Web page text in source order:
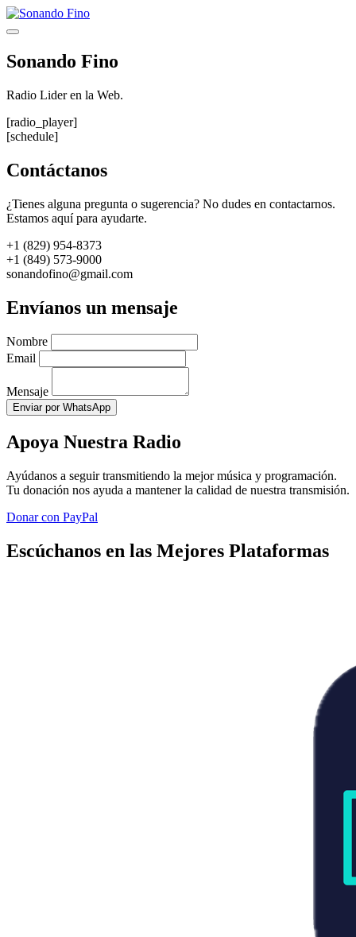
Saltar
al
Menú
Sonando Fino
Radio Lider en la Web.
[radio_player]
[schedule]
Contáctanos
¿Tienes alguna pregunta o sugerencia? No dudes en contactarnos.
Estamos aquí para ayudarte.
+1 (829) 954-8373
+1 (849) 573-9000
sonandofino@gmail.com
Envíanos un mensaje
Nombre
Email
Mensaje
Enviar por WhatsApp
Apoya Nuestra Radio
Ayúdanos a seguir transmitiendo la mejor música y programación.
Tu donación nos ayuda a mantener la calidad de nuestra transmisión.
Donar con PayPal
Escúchanos en las Mejores Plataformas